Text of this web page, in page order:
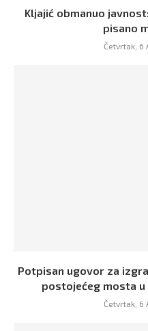
Kljajić obmanuo
pisano
Četvrtak, 6
Potpisan ugovor za
postojećeg mosta u
Četvrtak, 6